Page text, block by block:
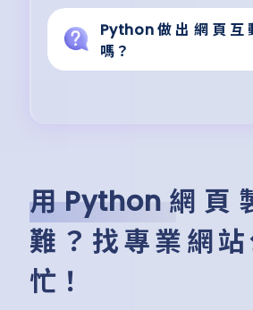
Python做出網頁互
嗎？
用Python網頁
難？找專業網
忙！